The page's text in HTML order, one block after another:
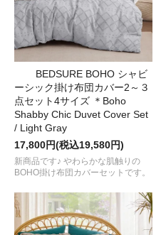
BEDSURE BOHO シャビ
ーシック掛け布団カバー2～３
点セット4サイズ ＊Boho
Shabby Chic Duvet Cover Set
/ Light Gray
17,800円(税込19,580円)
新商品です♪ やわらかな肌触りの
BOHO掛け布団カバーセットです。